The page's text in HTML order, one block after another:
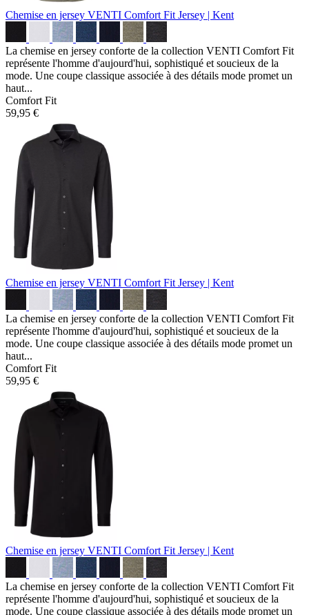
Chemise en jersey VENTI Comfort Fit Jersey | Kent
La chemise en jersey conforte de la collection VENTI Comfort Fit
représente l'homme d'aujourd'hui, sophistiqué et soucieux de la
mode. Une coupe classique associée à des détails mode promet un
haut...
Comfort Fit
59,95 €
Chemise en jersey VENTI Comfort Fit Jersey | Kent
La chemise en jersey conforte de la collection VENTI Comfort Fit
représente l'homme d'aujourd'hui, sophistiqué et soucieux de la
mode. Une coupe classique associée à des détails mode promet un
haut...
Comfort Fit
59,95 €
Chemise en jersey VENTI Comfort Fit Jersey | Kent
La chemise en jersey conforte de la collection VENTI Comfort Fit
représente l'homme d'aujourd'hui, sophistiqué et soucieux de la
mode. Une coupe classique associée à des détails mode promet un